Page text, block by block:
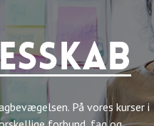
På vores kurser i